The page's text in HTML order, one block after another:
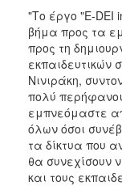
"Το έργο "E-DEI
βήμα προς τα
προς τη
Νινιράκη,
πολύ
εμπνεόμαστε
όλων όσοι
τα δίκτυα που
θα συνεχίσουν
και τους